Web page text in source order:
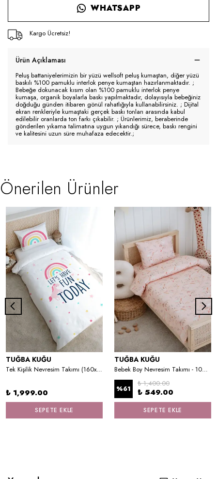
WHATSAPP
Kargo Ücretsiz!
Ürün Açıklaması
Peluş battaniyelerimizin bir yüzü wellsoft peluş kumaştan, diğer yüzü
baskılı %100 pamuklu interlok penye kumaştan hazırlanmaktadır. ;
Bebeğe dokunacak kısım olan %100 pamuklu interlok penye
kumaşa, organik boyalarla baskı yapılmaktadır, dolayısıyla bebeğiniz
doğduğu günden itibaren gönül rahatlığıyla kullanabilirsiniz. ; Dijital
ekran renkleriyle kumaştaki gerçek baskı tonları arasında kabul
edilebilir oranlarda ton farkı çıkabilir. ; Ürünlerimiz, beraberinde
gönderilen yıkama talimatına uygun yıkandığı sürece, baskı rengini
ve kalitesini uzun süre muhafaza edecektir.;
Önerilen Ürünler
TUĞBA KUĞU
Tek Kişilik Nevresim Takımı (160x220) - Pure Baby Serisi - Unicorn Fun
₺ 1,999.00
SEPETE EKLE
TUĞBA KUĞU
Bebek Boy Nevresim Takımı - 100x150 cm - Unicorn
%61
₺ 1,400.00
₺ 549.00
SEPETE EKLE